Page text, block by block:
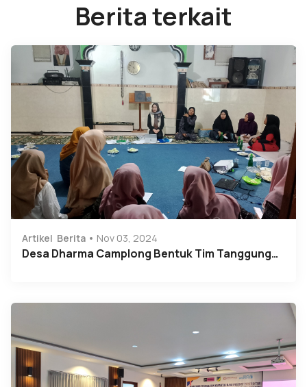
Berita terkait
Artikel Berita Nov 03, 2024
Desa Dharma Camplong Bentuk Tim Tanggung…